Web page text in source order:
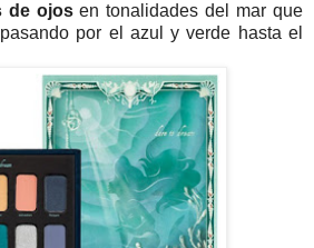
de ojosen tonalidades del mar que
por el azul y verde hasta el